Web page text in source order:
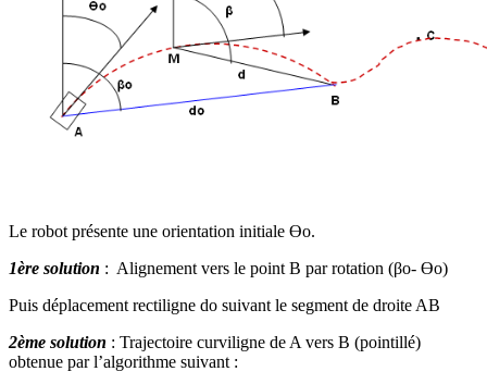
Le robot présente une orientation initiale Өo.
1ère solution : Alignement vers le point B par rotation (βo- Өo)
Puis déplacement rectiligne do suivant le segment de droite AB
2ème solution : Trajectoire curviligne de A vers B (pointillé)
obtenue par l’algorithme suivant :